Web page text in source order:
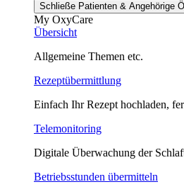
Schließe Patienten & Angehörige
My OxyCare
Übersicht
Allgemeine Themen etc.
Rezeptübermittlung
Einfach Ihr Rezept hochladen,
Telemonitoring
Digitale Überwachung der
Betriebsstunden übermitteln